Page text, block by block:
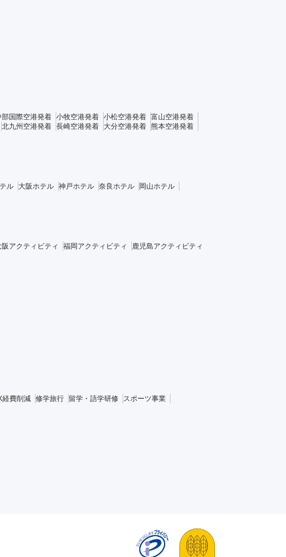
部国際空港発着 小牧空港発着 小松空港発着 富山空港発着
北九州空港発着 長崎空港発着 大分空港発着 熊本空港発着
ル 大阪ホテル 神戸ホテル 奈良ホテル
岡山ホテル
阪アクティビティ 福岡アクティビティ 鹿児島アクティビティ
経費削減 修学旅行 留学・語学研修
スポーツ事業